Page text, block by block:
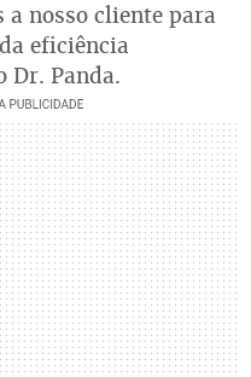
nosso cliente para
eficiência
Dr. Panda.